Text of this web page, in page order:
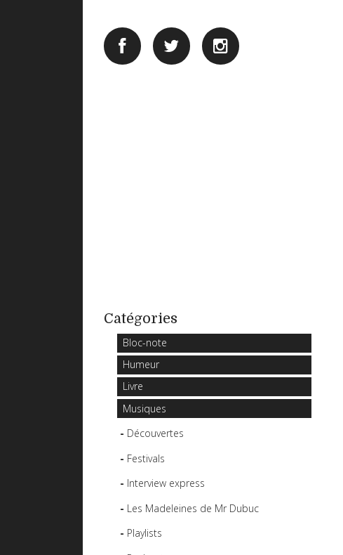
Catégories
Bloc-note
Humeur
Livre
Musiques
Découvertes
Festivals
Interview express
Les Madeleines de Mr Dubuc
Playlists